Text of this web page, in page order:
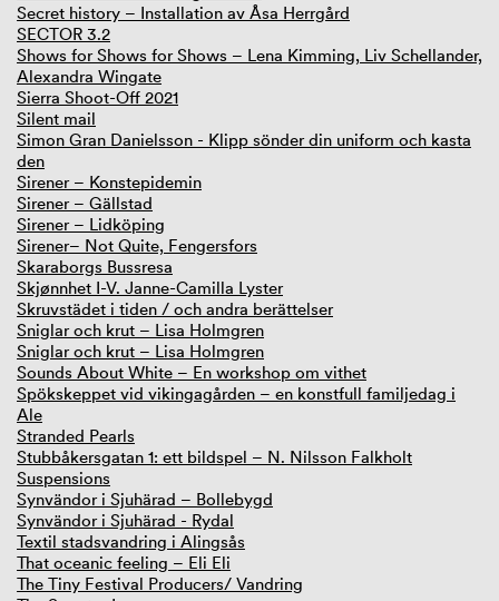
Secret history – Installation av Åsa Herrgård
SECTOR 3.2
Shows for Shows for Shows – Lena Kimming, Liv Schellander,
Alexandra Wingate
Sierra Shoot-Off 2021
Silent mail
Simon Gran Danielsson - Klipp sönder din uniform och kasta
den
Sirener – Konstepidemin
Sirener – Gällstad
Sirener – Lidköping
Sirener– Not Quite, Fengersfors
Skaraborgs Bussresa
Skjønnhet I-V. Janne-Camilla Lyster
Skruvstädet i tiden / och andra berättelser
Sniglar och krut – Lisa Holmgren
Sniglar och krut – Lisa Holmgren
Sounds About White – En workshop om vithet
Spökskeppet vid vikingagården – en konstfull familjedag i
Ale
Stranded Pearls
Stubbåkersgatan 1: ett bildspel – N. Nilsson Falkholt
Suspensions
Synvändor i Sjuhärad – Bollebygd
Synvändor i Sjuhärad - Rydal
Textil stadsvandring i Alingsås
That oceanic feeling – Eli Eli
The Tiny Festival Producers/ Vandring